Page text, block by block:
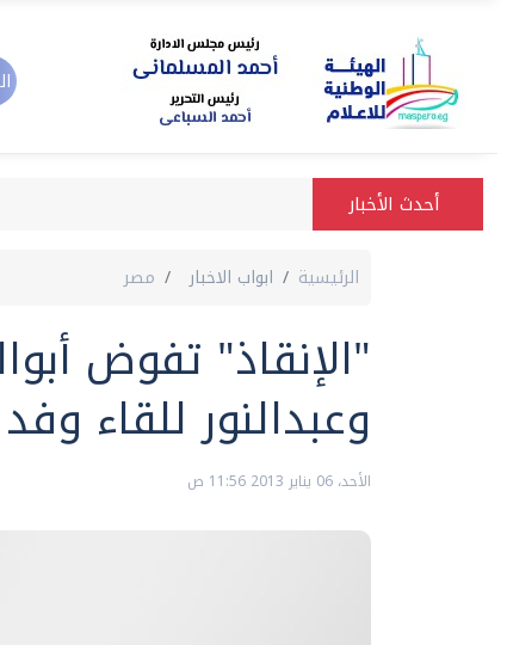
أحدث الأخبار
الرئيسية ابواب الاخبار مصر
"الإنقاذ" تفوض
وعبدالنور للقاء
الأحد، 06 يناير 2013 11:56 ص